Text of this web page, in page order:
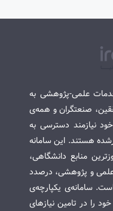
خدمات علمی-پژوهشی به
صنعتگران و همه‌ی
نیازمند دسترسی به
هستند. این سامانه
منابع دانشگاهی،
علمی و پژوهشی، درصدد
سامانه‌ی یکپارچه‌ی
را در تامین نیازهای